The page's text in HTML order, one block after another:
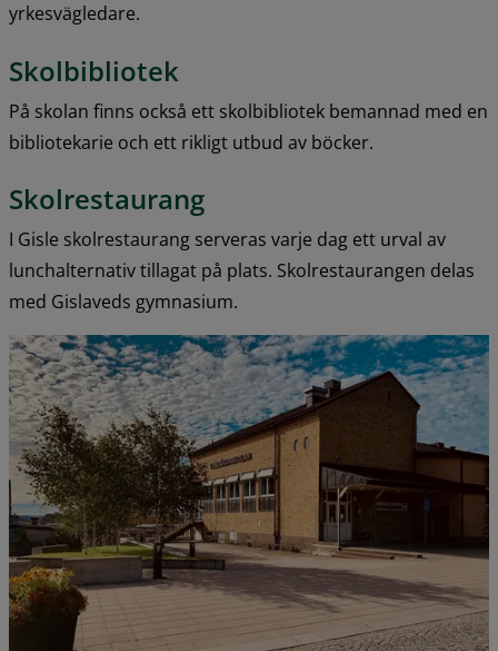
yrkesvägledare.
Skolbibliotek
På skolan finns också ett skolbibliotek bemannad med en
bibliotekarie och ett rikligt utbud av böcker.
Skolrestaurang
I Gisle skolrestaurang serveras varje dag ett urval av
lunchalternativ tillagat på plats. Skolrestaurangen delas
med Gislaveds gymnasium.